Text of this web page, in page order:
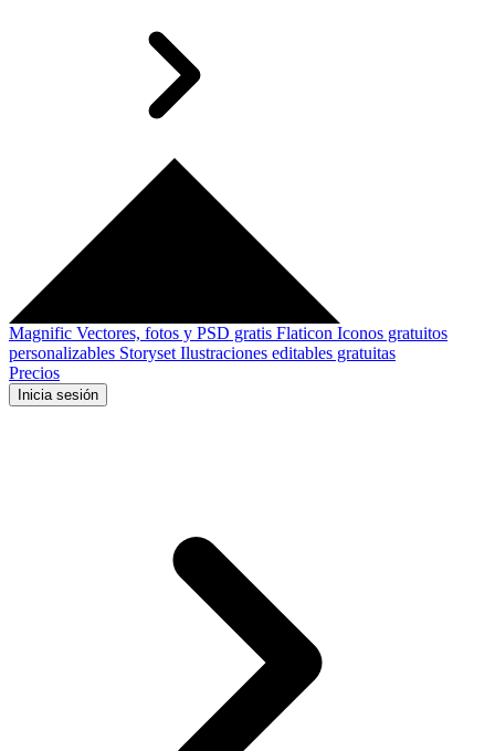
Magnific Vectores, fotos y PSD gratis Flaticon Iconos gratuitos
personalizables Storyset Ilustraciones editables gratuitas
Precios
Inicia sesión